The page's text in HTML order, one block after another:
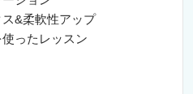
ス&柔軟性アップ
ったレッスン